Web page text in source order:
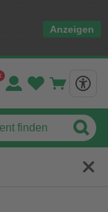
Anzeigen